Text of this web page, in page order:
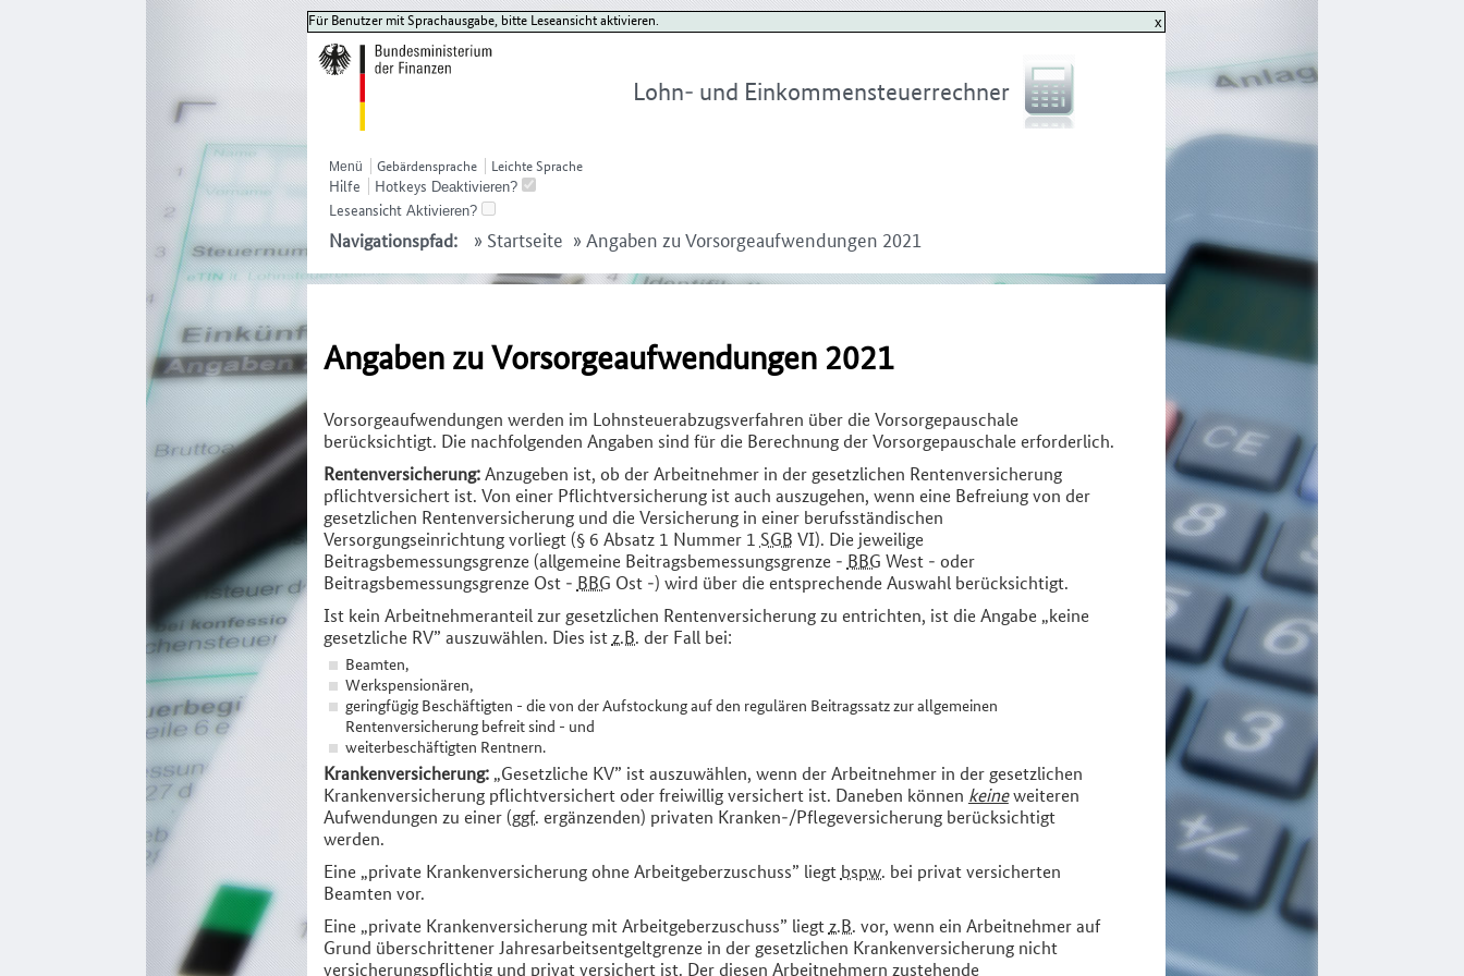
Für Benutzer mit Sprachausgabe, bitte Leseansicht aktivieren.
Lohn- und Einkommensteuerrechner
Gebärdensprache Leichte Sprache
Hilfe
Hotkeys
Leseansicht
Navigationspfad: » Startseite »Angaben zu Vorsorgeaufwendungen 2021
Angaben zu Vorsorgeaufwendungen 2021
Vorsorgeaufwendungen werden im Lohnsteuerabzugsverfahren über die Vorsorgepauschale
berücksichtigt. Die nachfolgenden Angaben sind für die Berechnung der Vorsorgepauschale erforderlich.
Rentenversicherung: Anzugeben ist, ob der Arbeitnehmer in der gesetzlichen Rentenversicherung
pflichtversichert ist. Von einer Pflichtversicherung ist auch auszugehen, wenn eine Befreiung von der
gesetzlichen Rentenversicherung und die Versicherung in einer berufsständischen
Versorgungseinrichtung vorliegt (§ 6 Absatz 1 Nummer 1 SGB VI). Die jeweilige
Beitragsbemessungsgrenze (allgemeine Beitragsbemessungsgrenze - BBG West - oder
Beitragsbemessungsgrenze Ost - BBG Ost -) wird über die entsprechende Auswahl berücksichtigt.
Ist kein Arbeitnehmeranteil zur gesetzlichen Rentenversicherung zu entrichten, ist die Angabe „keine
gesetzliche RV” auszuwählen. Dies ist z.B. der Fall bei:
Beamten,
Werkspensionären,
geringfügig Beschäftigten - die von der Aufstockung auf den regulären Beitragssatz zur allgemeinen
Rentenversicherung befreit sind - und
weiterbeschäftigten Rentnern.
Krankenversicherung: „Gesetzliche KV” ist auszuwählen, wenn der Arbeitnehmer in der gesetzlichen
Krankenversicherung pflichtversichert oder freiwillig versichert ist. Daneben können keineweiteren
Aufwendungen zu einer (ggf. ergänzenden) privaten Kranken-/Pflegeversicherung berücksichtigt
werden.
Eine „private Krankenversicherung ohne Arbeitgeberzuschuss” liegt bspw. bei privat versicherten
Beamten vor.
Eine „private Krankenversicherung mit Arbeitgeberzuschuss” liegt z.B. vor, wenn ein Arbeitnehmer auf
Grund überschrittener Jahresarbeitsentgeltgrenze in der gesetzlichen Krankenversicherung nicht
versicherungspflichtig und privat versichert ist. Der diesen Arbeitnehmern zustehende